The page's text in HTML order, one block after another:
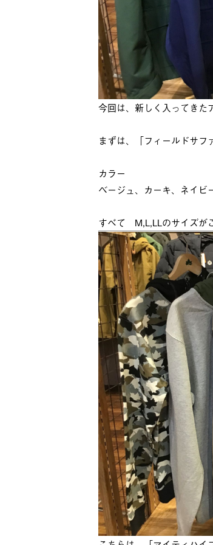
今回は、新しく入ってきた
まずは、「フィールドサフ
カラー
ベージュ、カーキ、ネイビ
すべて M,L,LLのサイズが